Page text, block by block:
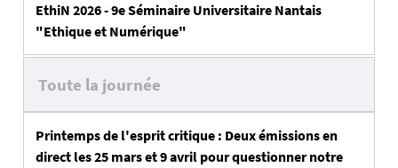
EthiN 2026 - 9e Séminaire Universitaire Nantais
"Ethique et Numérique"
Toute la journée
Printemps de l'esprit critique : Deux émissions en
direct les 25 mars et 9 avril pour questionner notre